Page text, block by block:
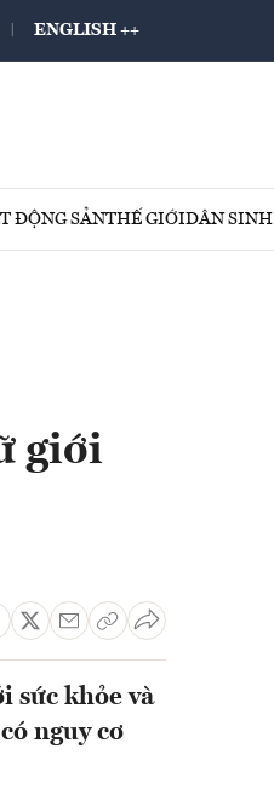
ENGLISH ++
ĐỘNG SẢNTHẾ GIỚIDÂN SINH
giới
sức khỏe và
nguy cơ